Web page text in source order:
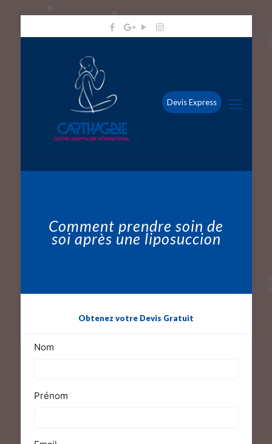
Devis Express
Comment prendre soin de
soi après une liposuccion
Obtenez votre Devis Gratuit